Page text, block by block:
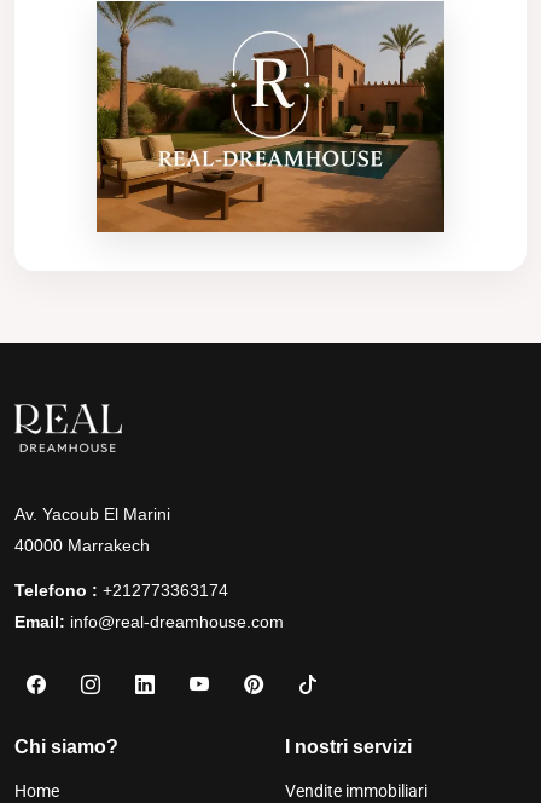
Av. Yacoub El Marini
40000 Marrakech
Telefono : +212773363174
Email: info@real-dreamhouse.com
Chi siamo?
Home
I nostri servizi
Vendite immobiliari